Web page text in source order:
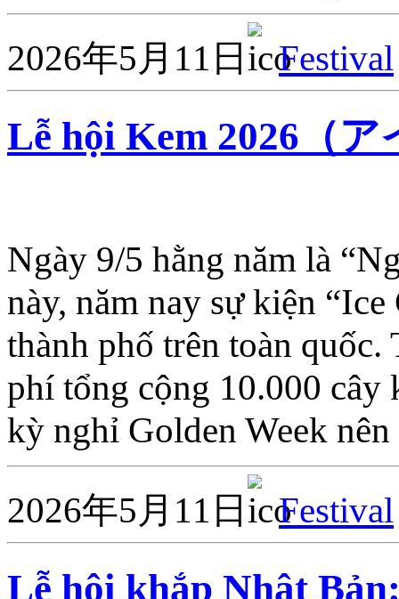
2026年5月11日
Festival
Lễ hội Kem 2026（
Ngày 9/5 hằng năm là
này, năm nay sự kiện
thành phố trên toàn quốc.
phí tổng cộng 10.000 cây
kỳ nghỉ Golden Week
2026年5月11日
Festival
Lễ hội khắp Nhật